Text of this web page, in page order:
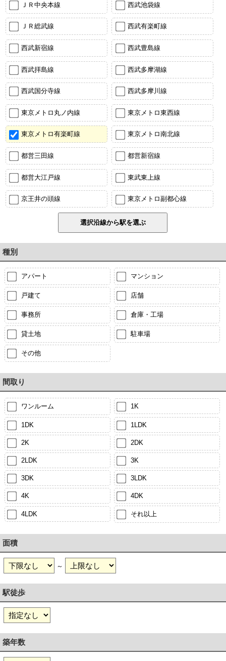
ＪＲ中央本線 西武池袋線
ＪＲ総武線 西武有楽町線
西武新宿線 西武豊島線
西武拝島線 西武多摩湖線
西武国分寺線 西武多摩川線
東京メトロ丸ノ内線 東京メトロ東西線
東京メトロ有楽町線 東京メトロ南北線
都営三田線 都営新宿線
都営大江戸線 東武東上線
京王井の頭線 東京メトロ副都心線
種別
アパート マンション
戸建て 店舗
事務所 倉庫・工場
貸土地 駐車場
その他
間取り
ワンルーム 1K
1DK 1LDK
2K 2DK
2LDK 3K
3DK 3LDK
4K 4DK
4LDK それ以上
面積
～
駅徒歩
築年数